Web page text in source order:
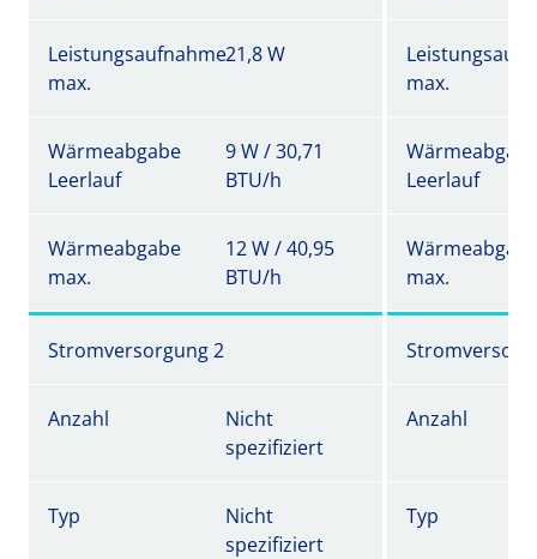
Leistungsaufnahme
max.
21,8 W
max.
Wärmeabgabe
Leerlauf
9 W / 30,71
BTU/h
Leerlauf
Wärmeabgabe
max.
12 W / 40,95
BTU/h
max.
Stromversorgung 2
Anzahl
Nicht
spezifiziert
Anzahl
Typ
Nicht
spezifiziert
Typ